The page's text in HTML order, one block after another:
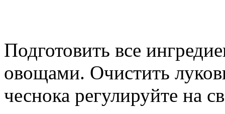
Подготовить все
овощами. Очистить
чеснока регулируйте на